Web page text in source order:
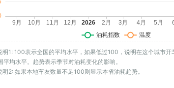
明1: 100表示全国的平均水平，如果低过100，说明在这个城市开
平均水平。趋势表示季节对油耗变化的影响。
明2: 如果本地车友数量不足100则显示本省油耗趋势。